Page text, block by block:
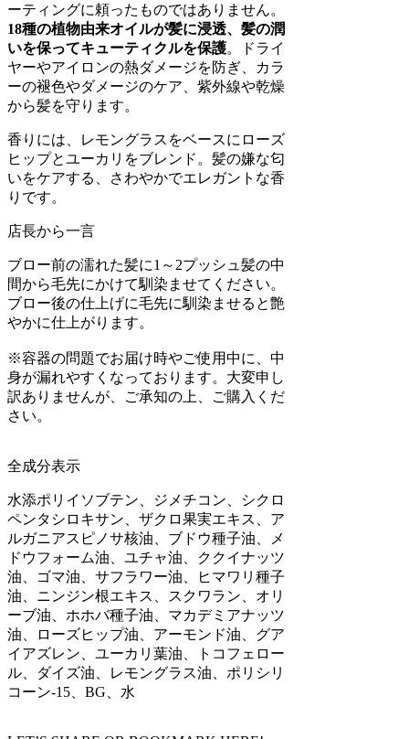
ーティングに頼ったものではありません。
18種の植物由来オイルが髪に浸透、髪の潤
いを保ってキューティクルを保護。ドライ
ヤーやアイロンの熱ダメージを防ぎ、カラ
ーの褪色やダメージのケア、紫外線や乾燥
から髪を守ります。
香りには、レモングラスをベースにローズ
ヒップとユーカリをブレンド。髪の嫌な匂
いをケアする、さわやかでエレガントな香
りです。
店長から一言
ブロー前の濡れた髪に1～2プッシュ髪の中
間から毛先にかけて馴染ませてください。
ブロー後の仕上げに毛先に馴染ませると艶
やかに仕上がります。
※容器の問題でお届け時やご使用中に、中
身が漏れやすくなっております。大変申し
訳ありませんが、ご承知の上、ご購入くだ
さい。
全成分表示
水添ポリイソブテン、ジメチコン、シクロ
ペンタシロキサン、ザクロ果実エキス、ア
ルガニアスピノサ核油、ブドウ種子油、メ
ドウフォーム油、ユチャ油、ククイナッツ
油、ゴマ油、サフラワー油、ヒマワリ種子
油、ニンジン根エキス、スクワラン、オリ
ーブ油、ホホバ種子油、マカデミアナッツ
油、ローズヒップ油、アーモンド油、グア
イアズレン、ユーカリ葉油、トコフェロー
ル、ダイズ油、レモングラス油、ポリシリ
コーン-15、BG、水